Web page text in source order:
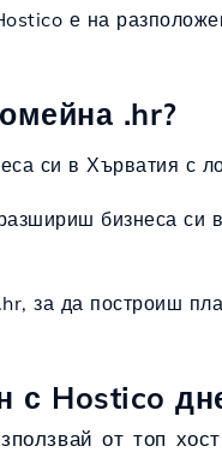
е на
.hr?
си в Хърватия с
бизнеса си в
за да построиш
с Hostico
от топ